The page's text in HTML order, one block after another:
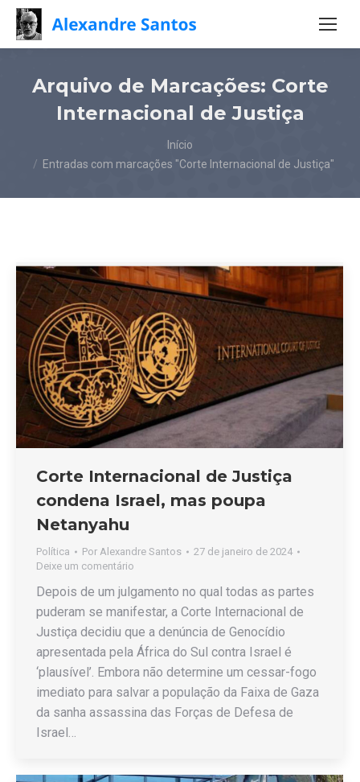
Arquivo de Marcações: Corte
Internacional de Justiça
Início
Entradas com marcações "Corte Internacional de Justiça"
Corte Internacional de Justiça
condena Israel, mas poupa
Netanyahu
Política Por Alexandre Santos
27 de janeiro de 2024
Deixe um comentário
Depois de um julgamento no qual todas as partes
puderam se manifestar, a Corte Internacional de
Justiça decidiu que a denúncia de Genocídio
apresentada pela África do Sul contra Israel é
‘plausível’. Embora não determine um cessar-fogo
imediato para salvar a população da Faixa de Gaza
da sanha assassina das Forças de Defesa de
Israel…